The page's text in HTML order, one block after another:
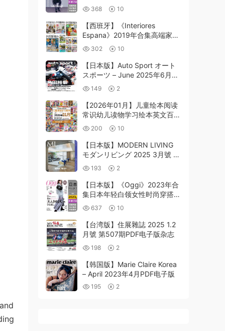
女性时尚杂志PDF期刊（年订
阅）
368 10
【西班牙】《Interiores
Espana》2019年合集高端家居
室内软装家具优雅使用设计PDF
杂志（8本）
302 10
【日本版】Auto Sport オート
スポーツ – June 2025年6月
PDF电子版杂志
149 2
【2026年01月】儿童绘本阅读
常识幼儿读物学习绘本英文百科
pdf杂志2026年01月打包合集
（150+本）
200 10
【日本版】MODERN LIVING
モダンリビング 2025 3月號 第
279期PDF电子版杂志
193 2
【日本版】《Oggi》2023年合
集日本年轻白领女性时尚穿搭服
装潮流pdf杂志（全年更新）
637 10
【台湾版】住展雜誌 2025 1.2
月號 第507期PDF电子版杂志
198 2
【韩国版】Marie Claire Korea
– April 2023年4月PDF电子版
195 2